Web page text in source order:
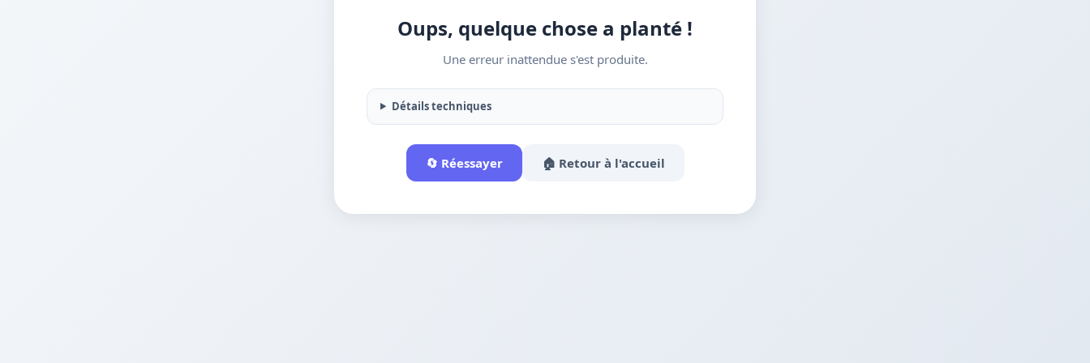
Oups, quelque chose a planté !
Une erreur inattendue s'est produite.
Détails techniques
🔄 Réessayer 🏠 Retour à l'accueil